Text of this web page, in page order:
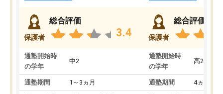
保護者
総合評価
3.4
通塾開始時
の学年
中2
通塾期間 1～3ヵ月
保護者
総合評価
通塾開始時
の学年
高2
通塾期間 4ヵ月～1